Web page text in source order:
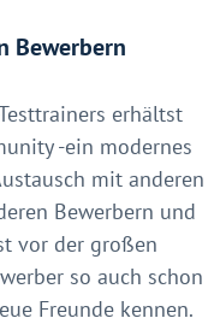
Bewerbern
erhältst
-ein modernes
mit anderen
Bewerbern und
vor der großen
so auch schon
Freunde kennen.